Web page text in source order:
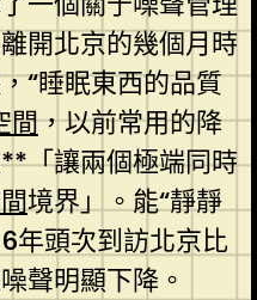
開北京的幾個月時
“睡眠東西的品質
間，以前常用的降
「讓兩個極端同時
境界」。能“靜靜
年頭次到訪北京比
聲明顯下降。